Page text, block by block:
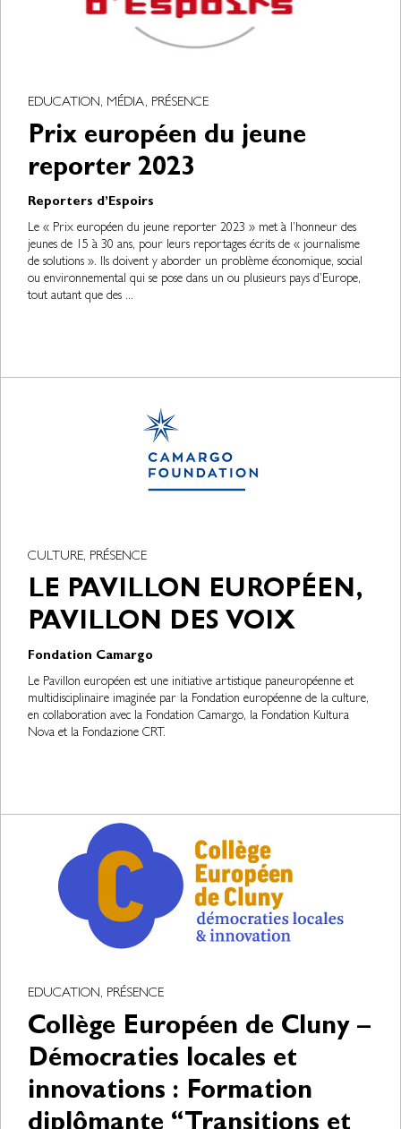
EDUCATION, MÉDIA, PRÉSENCE
Prix européen du jeune
reporter 2023
Reporters d’Espoirs
Le « Prix européen du jeune reporter 2023 » met à l’honneur des
jeunes de 15 à 30 ans, pour leurs reportages écrits de « journalisme
de solutions ». Ils doivent y aborder un problème économique, social
ou environnemental qui se pose dans un ou plusieurs pays d’Europe,
tout autant que des ...
CULTURE, PRÉSENCE
LE PAVILLON EUROPÉEN,
PAVILLON DES VOIX
Fondation Camargo
Le Pavillon européen est une initiative artistique paneuropéenne et
multidisciplinaire imaginée par la Fondation européenne de la culture,
en collaboration avec la Fondation Camargo, la Fondation Kultura
Nova et la Fondazione CRT.
EDUCATION, PRÉSENCE
Collège Européen de Cluny –
Démocraties locales et
innovations : Formation